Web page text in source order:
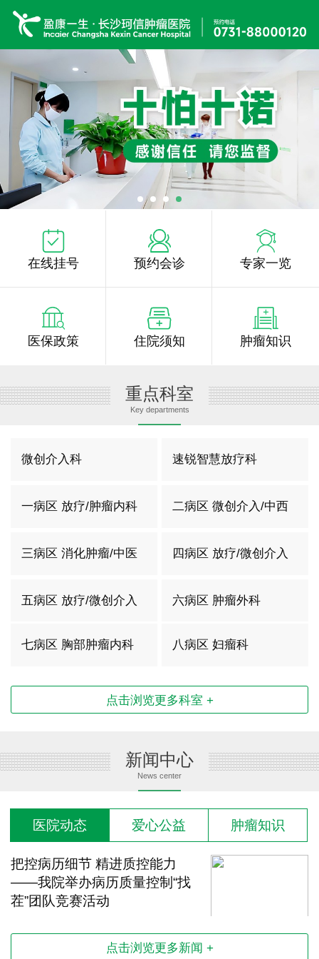
在线挂号 预约会诊 专家一览
医保政策 住院须知 肿瘤知识
重点科室
Key departments
微创介入科 速锐智慧放疗科
一病区 放疗/肿瘤内科 二病区 微创介入/中西
结合
三病区 消化肿瘤/中医
科
四病区 放疗/微创介入
二科
五病区 放疗/微创介入
三科
六病区 肿瘤外科
七病区 胸部肿瘤内科 八病区 妇瘤科
点击浏览更多科室 +
新闻中心
News center
医院动态 爱心公益 肿瘤知识
把控病历细节 精进质控能力
——我院举办病历质量控制“找
茬”团队竞赛活动
点击浏览更多新闻 +